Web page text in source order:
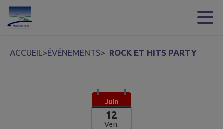
Contenu
ACCUEIL>ÉVÉNEMENTS> ROCK ET HITS PARTY
Juin
12
Ven.